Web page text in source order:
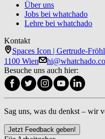
Über uns
Jobs bei whatchado
Lehre bei whatchado
Kontakt
Spaces Icon | Gertrude-
1100 Wien
Besuche uns auch hier:
Sag uns, was du denkst – wir
Jetzt Feedback geben!